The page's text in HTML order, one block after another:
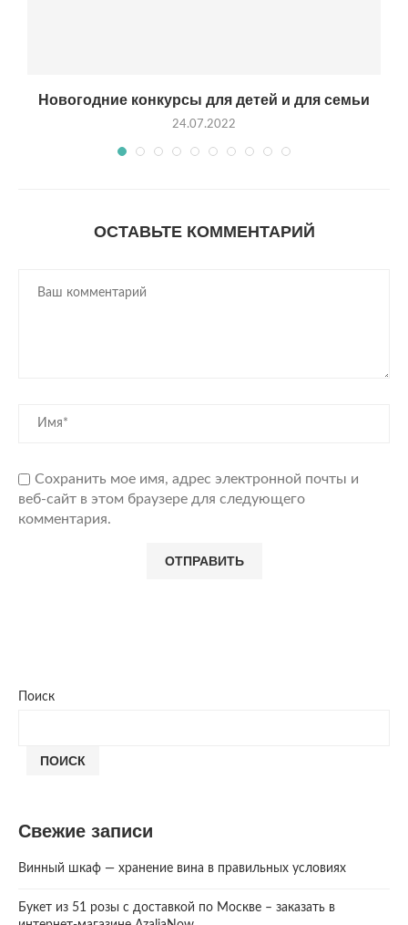
Новогодние конкурсы для детей и для семьи
24.07.2022
ОСТАВЬТЕ КОММЕНТАРИЙ
Сохранить мое имя, адрес электронной почты и
веб-сайт в этом браузере для следующего
комментария.
Поиск
ПОИСК
Свежие записи
Винный шкаф — хранение вина в правильных условиях
Букет из 51 розы с доставкой по Москве – заказать в